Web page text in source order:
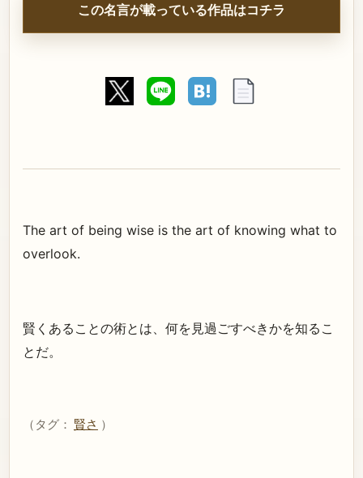
この名言が載っている作品はコチラ
The art of being wise is the art of knowing what to
overlook.
賢くあることの術とは、何を見過ごすべきかを知るこ
とだ。
（タグ： 賢さ ）